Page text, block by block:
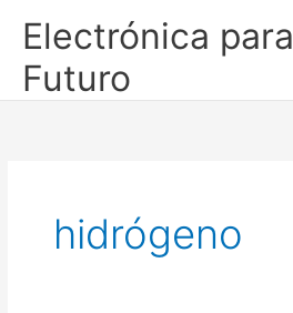
Electrónica
Futuro
hidrógeno